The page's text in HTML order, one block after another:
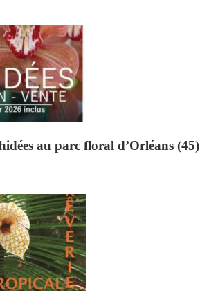
au parc floral d’Orléans (45)